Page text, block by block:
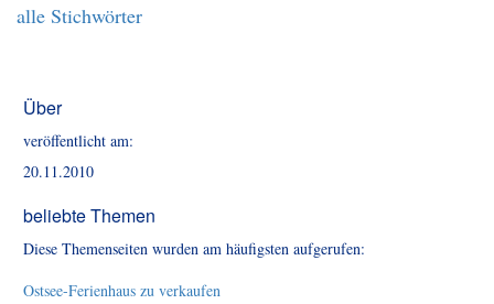
alle Stichwörter
Über
veröffentlicht am:
20.11.2010
beliebte Themen
Diese Themenseiten wurden am häufigsten aufgerufen:
Ostsee-Ferienhaus zu verkaufen